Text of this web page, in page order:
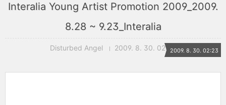
Interalia Young Artist Promotion 2009_2009.
8.28 ~ 9.23_Interalia
Disturbed Angel 2009. 8. 30. 02:232009. 8. 30. 02:23